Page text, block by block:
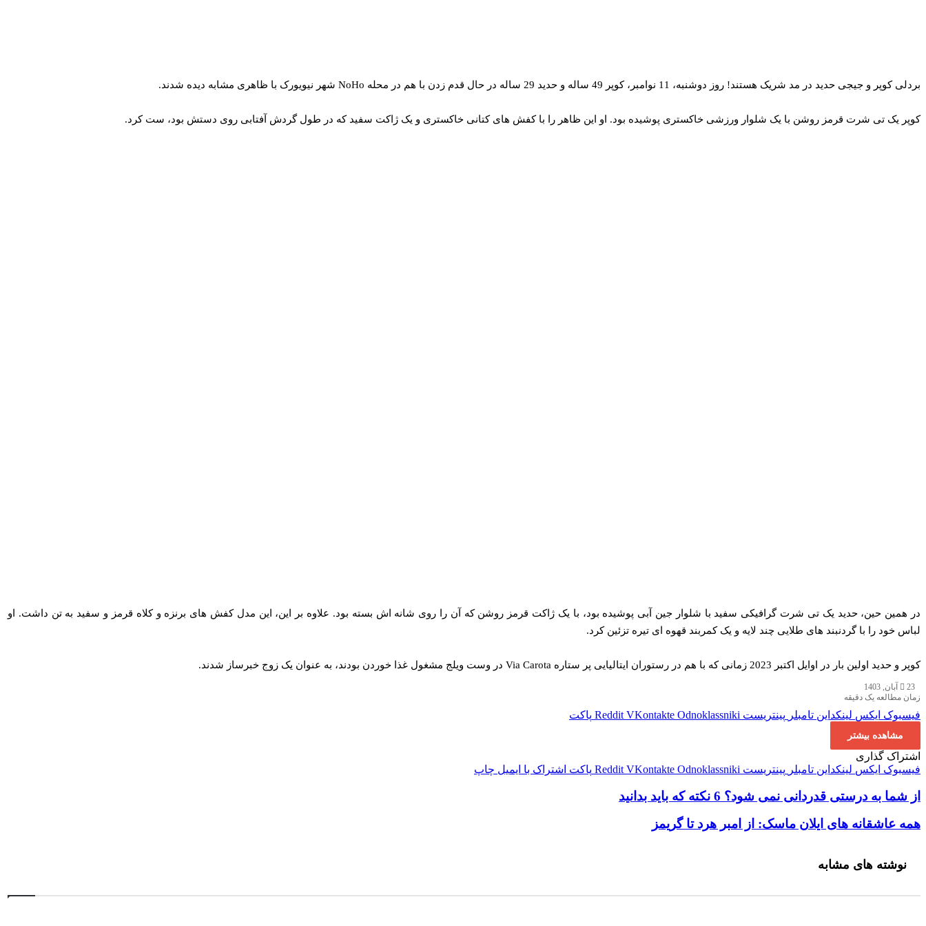
بردلی کوپر و جیجی حدید در مد شریک هستند! روز دوشنبه، 11 نوامبر، کوپر 49 ساله و حدید 29 ساله در حال قدم زدن با هم در محله NoHo شهر نیویورک با ظاهری مشابه دیده شدند.
کوپر یک تی شرت قرمز روشن با یک شلوار ورزشی خاکستری پوشیده بود. او این ظاهر را با کفش‌ های کتانی خاکستری و یک ژاکت سفید که در طول گردش آفتابی روی دستش بود، ست کرد.
در همین حین، حدید یک تی‌ شرت گرافیکی سفید با شلوار جین آبی پوشیده بود، با یک ژاکت قرمز روشن که آن را روی شانه اش بسته بود. علاوه بر این، این مدل کفش‌ های برنزه و کلاه قرمز و سفید به تن داشت. او
لباس خود را با گردنبند های طلایی چند لایه و یک کمربند قهوه ای تیره تزئین کرد.
کوپر و حدید اولین بار در اوایل اکتبر 2023 زمانی که با هم در رستوران ایتالیایی پر ستاره Via Carota در وست ویلج مشغول غذا خوردن بودند، به عنوان یک زوج خبرساز شدند.
23 آبان, 1403
زمان مطالعه یک دقیقه
فیسبوک ایکس لینکداین تامبلر پینتریست Reddit VKontakte Odnoklassniki پاکت
مشاهده بیشتر
اشتراک گذاری
فیسبوک ایکس لینکداین تامبلر پینتریست Reddit VKontakte Odnoklassniki پاکت اشتراک با ایمیل چاپ
از شما به درستی قدردانی نمی شود؟ 6 نکته که باید بدانید
از شما به درستی قدردانی نمی شود؟ 6 نکته که باید بدانید
همه عاشقانه های ایلان ماسک: از امبر هرد تا گریمز
همه عاشقانه های ایلان ماسک: از امبر هرد تا گریمز
نوشته های مشابه